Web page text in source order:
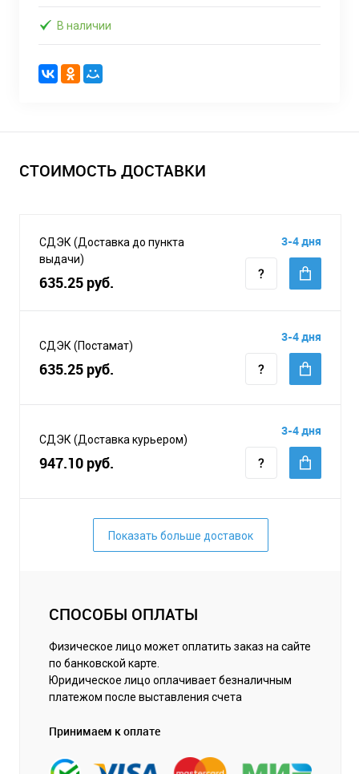
В наличии
СТОИМОСТЬ ДОСТАВКИ
СДЭК (Доставка до пункта
выдачи)
635.25 руб.
3-4 дня
СДЭК (Постамат)
635.25 руб.
3-4 дня
СДЭК (Доставка курьером)
947.10 руб.
3-4 дня
Показать больше доставок
СПОСОБЫ ОПЛАТЫ
Физическое лицо может оплатить заказ на сайте
по банковской карте.
Юридическое лицо оплачивает безналичным
платежом после выставления счета
Принимаем к оплате